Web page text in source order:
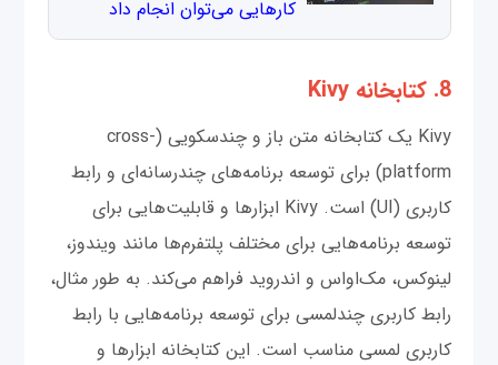
کارهایی می‌توان انجام داد
8. کتابخانه Kivy
Kivy یک کتابخانه متن باز و چندسکویی (cross-
platform) برای توسعه برنامه‌های چندرسانه‌ای و رابط
کاربری (UI) است. Kivy ابزارها و قابلیت‌هایی برای
توسعه برنامه‌هایی برای مختلف پلتفرم‌ها مانند ویندوز،
لینوکس، مک‌اواس و اندروید فراهم می‌کند. به طور مثال،
رابط کاربری چندلمسی برای توسعه برنامه‌هایی با رابط
کاربری لمسی مناسب است. این کتابخانه ابزارها و